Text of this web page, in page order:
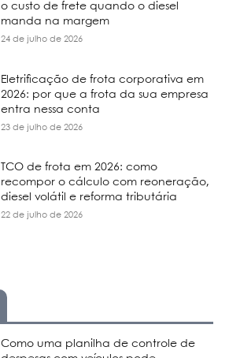
o custo de frete quando o diesel
manda na margem
24 de julho de 2026
Eletrificação de frota corporativa em
2026: por que a frota da sua empresa
entra nessa conta
23 de julho de 2026
TCO de frota em 2026: como
recompor o cálculo com reoneração,
diesel volátil e reforma tributária
22 de julho de 2026
Como uma planilha de controle de